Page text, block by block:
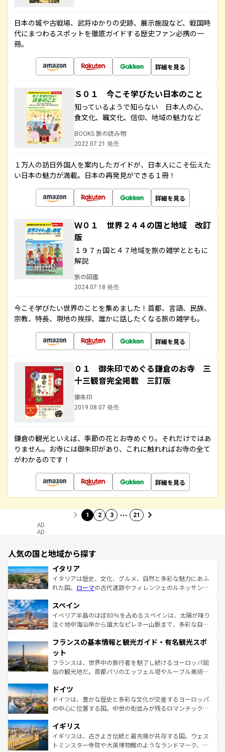
日本の城や古戦場、武将ゆかりの史跡、展示施設など、戦国時
代にまつわるスポットを徹底ガイドする歴史ファン必携の一
冊。
詳細を見る
Ｓ０１ 今こそ学びたい日本のこと
知っているようで知らない 日本人の心、
食文化、職文化、信仰、地域の魅力など
BOOKS 旅の読み物
2022.07.21 発売
１万人の訪日外国人を案内したガイドが、日本人にこそ伝えた
い日本の魅力が満載。日本の再発見ができる１冊！
詳細を見る
Ｗ０１ 世界２４４の国と地域 改訂
版
１９７ヵ国と４７地域を旅の雑学とともに
解説
旅の図鑑
2024.07.18 発売
今こそ学びたい世界のことを集めました！首都、言語、民族、
宗教、特長、現地の挨拶、誰かに話したくなる旅の雑学も。
詳細を見る
０１ 御朱印でめぐる鎌倉のお寺 三
十三観音完全掲載 三訂版
御朱印
2019.08.07 発売
鎌倉の観光といえば、季節の花とお寺めぐり。それだけではあ
りません。お寺には御朱印があり、これに触れればお寺の全て
がわかるのです！
詳細を見る
1 2 3 … 21
AD
AD
人気の国と地域から探す
イタリア
イタリアは歴史、文化、グルメ、自然と多彩な魅力にあふ
れた国。 ローマの古代遺跡やフィレンツェのルネッサンス
ろん、トスカーナの美しい田園風景やアマルフィ海岸の絶
景など、自然景観も見逃せない。観光の合間には、本場の
ピザやパスタなど、絶品のイタリア料理を堪能することも
ませてくれるイタリアで、忘れられない旅をしてみよう！
なお、新着のイタリア情報は
しい。
スペイン
イベリア半島のほぼ80％を占めるスペインは、太陽が降り
注ぐ地中海沿岸から雄大なピレネー山脈まで、多彩な自然
文化が根付くこの国では、情熱的なフラメンコ、熱気あふ
れる闘牛、そして美味しいタパスが生活の一部となってい
る。首都マドリードの洗練された雰囲気や、バルセロナの
アートに溢れた街角から、地方では古代ローマ遺跡や中世
せる。地方によって風土や気候が異なるスペインはその個
性で訪れる人を魅了する。 なお、新着のスペイン情報は コ
ンテンツ一覧を参照してほしい。
フランスの基本情報と観光ガイド・有名観光スポ
ット
フランスは、世界中の旅行者を魅了し続けるヨーロッパ屈
指の観光地だ。首都パリのエッフェル塔やルーブル美術館
で、幅広い魅力が詰まっている。華麗な宮殿、歴史的な大
聖堂、美しいビーチ、そして豊かな自然が、訪れる者を心
から魅了する。また、フランスは美食の国としても知ら
いる。シャンパンの発祥地であるランス、プロヴァンスの
香り高いラベンダー畑など、多彩な楽しみ方が可能だ。さ
らに、パリ以外の地域にも魅力が溢れており、どの街角に
ドイツ
ドイツは、豊かな歴史と多彩な文化が交差するヨーロッパ
の中心に位置する国。中世の街並みが残るロマンチック街
顔を持つこの国は、どこを歩いても飽きることがない。ベ
ルリンの文化的活気、バイエルン州のアルプスの絶景、そ
してライン川沿いのワイン畑といった風景は必見。ビール
イギリス
イギリスは、古きよき伝統と最先端が共存する国。ウェス
トミンスター寺院や大英博物館のようなランドマーク、歴